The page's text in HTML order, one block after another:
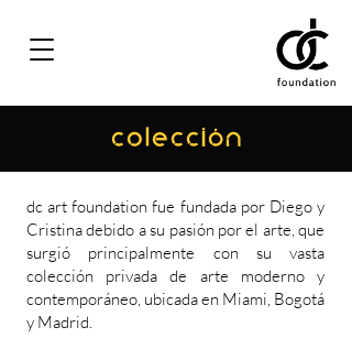
COLECCIÓN
dc art foundation fue fundada por Diego y
Cristina debido a su pasión por el arte, que
surgió principalmente con su vasta
colección privada de arte moderno y
contemporáneo, ubicada en Miami, Bogotá
y Madrid.